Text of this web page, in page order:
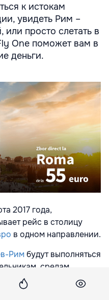
к истокам
увидеть Рим –
просто слетать в
One поможет вам в
деньги.
2017 года,
рейс в столицу
в одном направлении.
Рим будут выполняться
средам,
Таким образом,
безопасно и удобно